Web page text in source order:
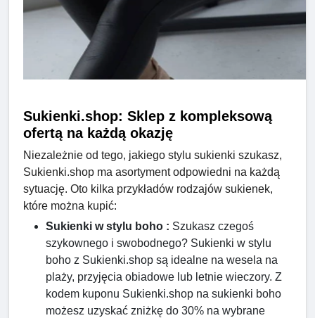
Sukienki.shop: Sklep z kompleksową
ofertą na każdą okazję
Niezależnie od tego, jakiego stylu sukienki szukasz,
Sukienki.shop ma asortyment odpowiedni na każdą
sytuację. Oto kilka przykładów rodzajów sukienek,
które można kupić:
Sukienki w stylu boho : Szukasz czegoś
szykownego i swobodnego? Sukienki w stylu
boho z Sukienki.shop są idealne na wesela na
plaży, przyjęcia obiadowe lub letnie wieczory. Z
kodem kuponu Sukienki.shop na sukienki boho
możesz uzyskać zniżkę do 30% na wybrane